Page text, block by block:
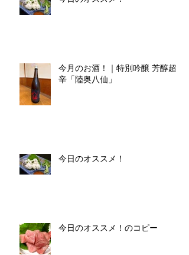
今月のお酒！｜特別吟醸 芳醇超
辛「陸奥八仙」
今日のオススメ！
今日のオススメ！のコピー